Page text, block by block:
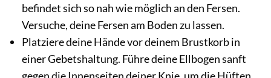
befindet sich so nah wie möglich an den Fersen.
Versuche, deine Fersen am Boden zu lassen.
Platziere deine Hände vor deinem Brustkorb in
einer Gebetshaltung. Führe deine Ellbogen sanft